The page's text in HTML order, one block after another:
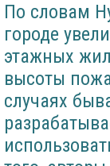
По словам
городе
этажных
высоты
случаях